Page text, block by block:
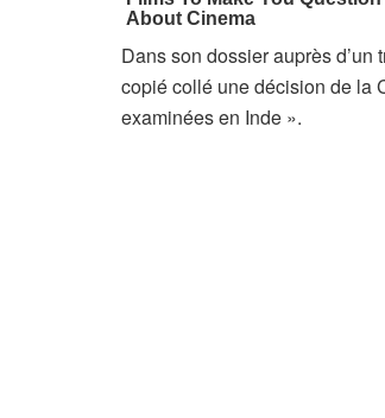
Dans son dossier auprès d’un
copié collé une décision de la
examinées en Inde ».